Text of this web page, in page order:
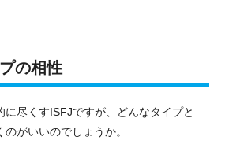
の相性
に尽くすISFJですが、どんなタイプと
がいいのでしょうか。